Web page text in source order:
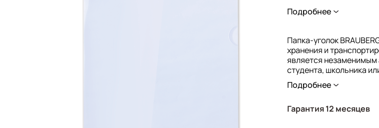
Количество отделений: 1
Серия: Strong
Особенности: вырез
Цвет: прозрачный
Высота: 310 мм
Бренд: BRAUBERG
Подробнее
Папка-уголок
хранения и
является незаменимым
студента, школьника
работника.
Подробнее
Гарантия 12 месяцев